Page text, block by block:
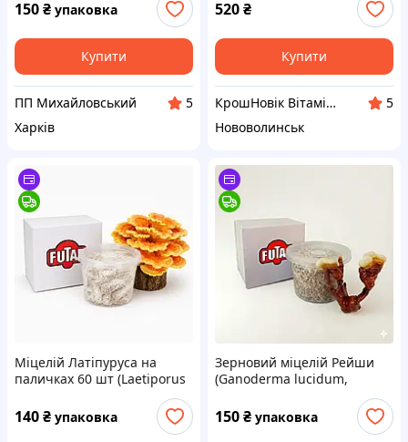
сірчано-жовтий, Курка
лісова) 0.5 л
150₴ упаковка
Купити
ПП Михайловський
5
Харків
500 мг 60 капсул
520₴
Купити
КрошНовік Вітаміни Айхерб із США Україна
5
Нововолинськ
Міцелій Латіпуруса на
паличках 60 шт (Laetiporus
сірчано-жовтий, Курка
лісова)
140₴ упаковка
Зерновий міцелій Рейши
(Ganoderma lucidum,
лакований) 0.5 л
150₴ упаковка